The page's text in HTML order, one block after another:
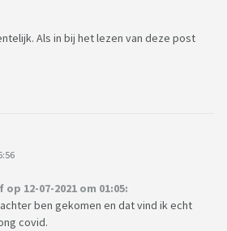
Als in bij het lezen van deze post
12-07-2021 om 01:05:
ben gekomen en dat vind ik echt
covid.